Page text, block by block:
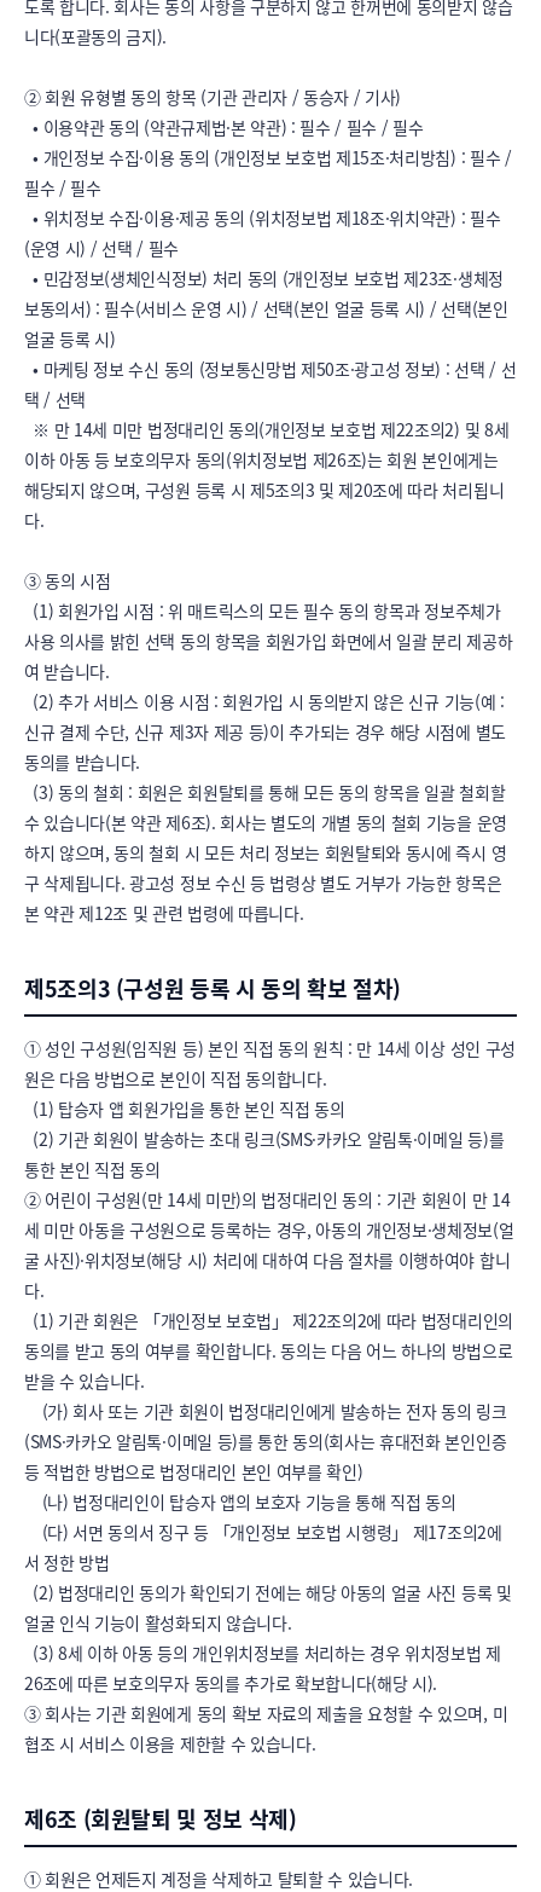
도록 합니다. 회사는 동의 사항을 구분하지 않고 한꺼번에 동의받지 않습
니다(포괄동의 금지).
② 회원 유형별 동의 항목 (기관 관리자 / 동승자 / 기사)
  • 이용약관 동의 (약관규제법·본 약관) : 필수 / 필수 / 필수
  • 개인정보 수집·이용 동의 (개인정보 보호법 제15조·처리방침) : 필수 /
필수 / 필수
  • 위치정보 수집·이용·제공 동의 (위치정보법 제18조·위치약관) : 필수
(운영 시) / 선택 / 필수
  • 민감정보(생체인식정보) 처리 동의 (개인정보 보호법 제23조·생체정
보동의서) : 필수(서비스 운영 시) / 선택(본인 얼굴 등록 시) / 선택(본인
얼굴 등록 시)
  • 마케팅 정보 수신 동의 (정보통신망법 제50조·광고성 정보) : 선택 / 선
택 / 선택
이하 아동 등 보호의무자 동의(위치정보법 제26조)는 회원 본인에게는
해당되지 않으며, 구성원 등록 시 제5조의3 및 제20조에 따라 처리됩니
다.
③ 동의 시점
사용 의사를 밝힌 선택 동의 항목을 회원가입 화면에서 일괄 분리 제공하
여 받습니다.
신규 결제 수단, 신규 제3자 제공 등)이 추가되는 경우 해당 시점에 별도
동의를 받습니다.
수 있습니다(본 약관 제6조). 회사는 별도의 개별 동의 철회 기능을 운영
하지 않으며, 동의 철회 시 모든 처리 정보는 회원탈퇴와 동시에 즉시 영
구 삭제됩니다. 광고성 정보 수신 등 법령상 별도 거부가 가능한 항목은
본 약관 제12조 및 관련 법령에 따릅니다.
제5조의3 (구성원 등록 시 동의 확보 절차)
① 성인 구성원(임직원 등) 본인 직접 동의 원칙 : 만 14세 이상 성인 구성
원은 다음 방법으로 본인이 직접 동의합니다.
통한 본인 직접 동의
② 어린이 구성원(만 14세 미만)의 법정대리인 동의 : 기관 회원이 만 14
세 미만 아동을 구성원으로 등록하는 경우, 아동의 개인정보·생체정보(얼
굴 사진)·위치정보(해당 시) 처리에 대하여 다음 절차를 이행하여야 합니
다.
동의를 받고 동의 여부를 확인합니다. 동의는 다음 어느 하나의 방법으로
받을 수 있습니다.
(SMS·카카오 알림톡·이메일 등)를 통한 동의(회사는 휴대전화 본인인증
등 적법한 방법으로 법정대리인 본인 여부를 확인)
서 정한 방법
얼굴 인식 기능이 활성화되지 않습니다.
26조에 따른 보호의무자 동의를 추가로 확보합니다(해당 시).
③ 회사는 기관 회원에게 동의 확보 자료의 제출을 요청할 수 있으며, 미
협조 시 서비스 이용을 제한할 수 있습니다.
제6조 (회원탈퇴 및 정보 삭제)
① 회원은 언제든지 계정을 삭제하고 탈퇴할 수 있습니다.